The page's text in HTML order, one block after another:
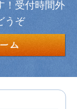
！受付時間外
うぞ